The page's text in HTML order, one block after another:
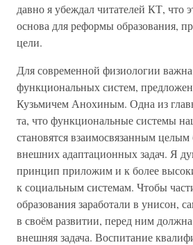
давно я убеждал читателей КТ, что
основа для реформы образования,
цели.
Для современной физиологии
функциональных систем,
Кузьмичем Анохиным. Одна из
та, что функциональные системы
становятся взаимосвязанным
внешних адаптационных задач. Я
принцип приложим и к более
к социальным системам. Чтобы
образования заработали в унисон,
в своём развитии, перед ним
внешняя задача. Воспитание